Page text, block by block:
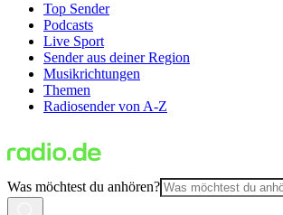
Top Sender
Podcasts
Live Sport
Sender aus deiner Region
Musikrichtungen
Themen
Radiosender von A-Z
Was möchtest du anhören?